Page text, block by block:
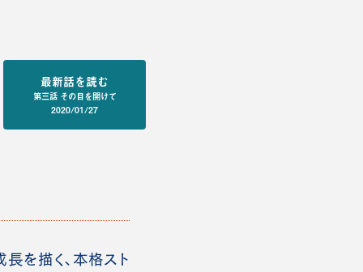
最新話を読む
第三話 その目を開けて
2020/01/27
を描く、本格スト